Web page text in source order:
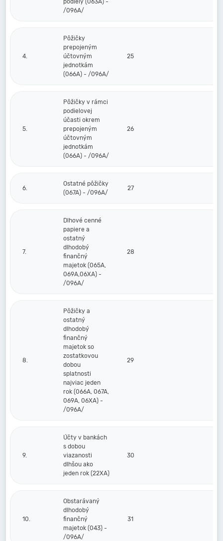
podiely (063A) -
/096A/
4.
Pôžičky
prepojeným
účtovným
jednotkám
(066A) - /096A/
25
5.
Pôžičky v rámci
podielovej
účasti okrem
prepojeným
účtovným
jednotkám
(066A) - /096A/
26
6.
Ostatné pôžičky
(067A) - /096A/
27
7.
Dlhové cenné
papiere a
ostatný
dlhodobý
finančný
majetok (065A,
069A,06XA) -
/096A/
28
8.
Pôžičky a
ostatný
dlhodobý
finančný
majetok so
zostatkovou
dobou
splatnosti
najviac jeden
rok (066A, 067A,
069A, 06XA) -
/096A/
29
9.
Účty v bankách
s dobou
viazanosti
dlhšou ako
jeden rok (22XA)
30
10.
Obstarávaný
dlhodobý
finančný
majetok (043) -
/096A/
31